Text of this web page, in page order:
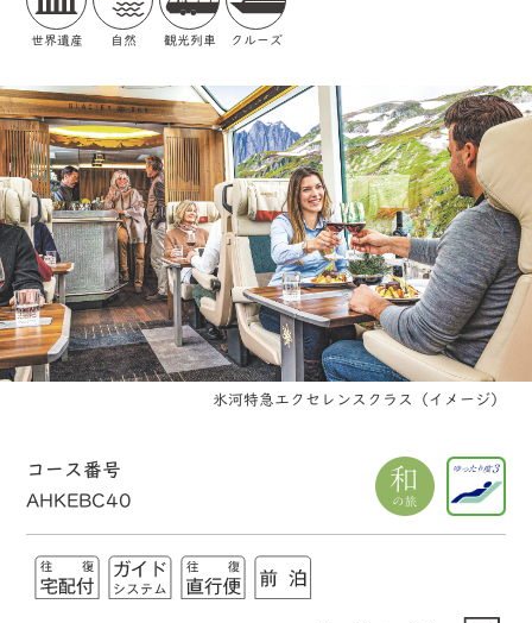
世界遺産 自然 観光列車 クルーズ
氷河特急エクセレンスクラス（イメージ）
コース番号
AHKEBC40